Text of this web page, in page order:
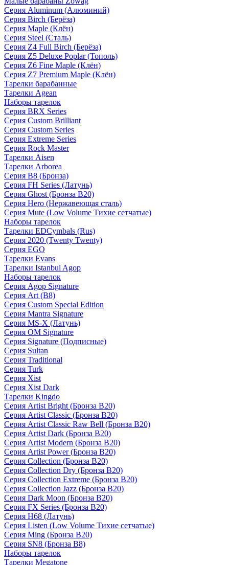
Серия Aluminum (Алюминий)
Серия Birch (Берёза)
Серия Maple (Клён)
Серия Steel (Сталь)
Серия Z4 Full Birch (Берёза)
Серия Z5 Deluxe Poplar (Тополь)
Серия Z6 Fine Maple (Клён)
Серия Z7 Premium Maple (Клён)
Тарелки барабанные
Тарелки Agean
Наборы тарелок
Серия BRX Series
Серия Custom Brilliant
Серия Custom Series
Серия Extreme Series
Серия Rock Master
Тарелки Aisen
Тарелки Arborea
Серия B8 (Бронза)
Серия FH Series (Латунь)
Серия Ghost (Бронза B20)
Серия Hero (Нержавеющая сталь)
Серия Mute (Low Volume Тихие сетчатые)
Наборы тарелок
Тарелки EDCymbals (Rus)
Серия 2020 (Twenty Twenty)
Серия EGO
Тарелки Evans
Тарелки Istanbul Agop
Наборы тарелок
Серия Agop Signature
Серия Art (B8)
Серия Custom Special Edition
Серия Mantra Signature
Серия MS-X (Латунь)
Серия OM Signature
Серия Signature (Подписные)
Серия Sultan
Серия Traditional
Серия Turk
Серия Xist
Серия Xist Dark
Тарелки Kingdo
Серия Artist Bright (Бронза B20)
Серия Artist Classic (Бронза B20)
Серия Artist Classic Raw Bell (Бронза B20)
Серия Artist Dark (Бронза B20)
Серия Artist Modern (Бронза B20)
Серия Artist Power (Бронза B20)
Серия Collection (Бронза B20)
Серия Collection Dry (Бронза B20)
Серия Collection Extreme (Бронза B20)
Серия Collection Jazz (Бронза B20)
Серия Dark Moon (Бронза B20)
Серия FX Series (Бронза B20)
Серия H68 (Латунь)
Серия Listen (Low Volume Тихие сетчатые)
Серия Ming (Бронза B20)
Серия SN8 (Бронза B8)
Наборы тарелок
Тарелки Megatone